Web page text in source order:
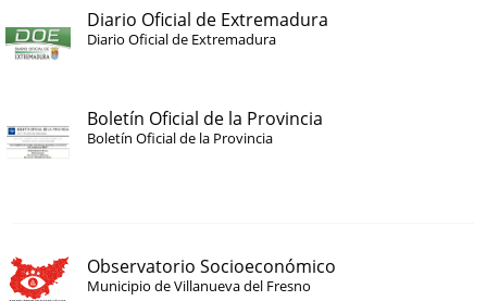
Diario Oficial de Extremadura
Diario Oficial de Extremadura
Boletín Oficial de la Provincia
Boletín Oficial de la Provincia
Observatorio Socioeconómico
Municipio de Villanueva del Fresno